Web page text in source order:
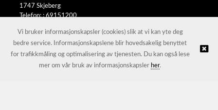
1747 Skjeberg
Telefon: :69151200
© JL Trading AS |Nettbutikk levert av Kréatif
Vi bruker informasjonskapsler (cookies) slik at vi kan yte deg
bedre service. Informasjonskapslene blir hovedsakelig benyttet
for trafikkmåling og optimalisering av tjenesten. Du kan også lese
mer om vår bruk av informasjonskapsler her.